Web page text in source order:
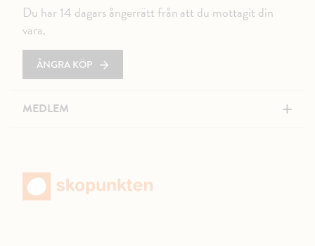
Du har 14 dagars ångerrätt från att du mottagit din
vara.
ÅNGRA KÖP
MEDLEM +